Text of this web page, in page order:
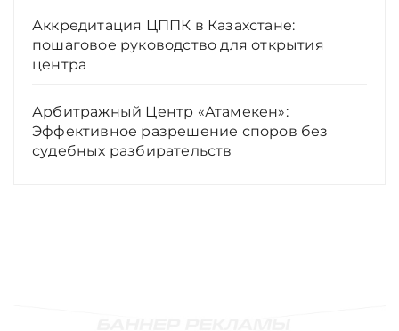
Аккредитация ЦППК в Казахстане:
пошаговое руководство для открытия
центра
Арбитражный Центр «Атамекен»:
Эффективное разрешение споров без
судебных разбирательств